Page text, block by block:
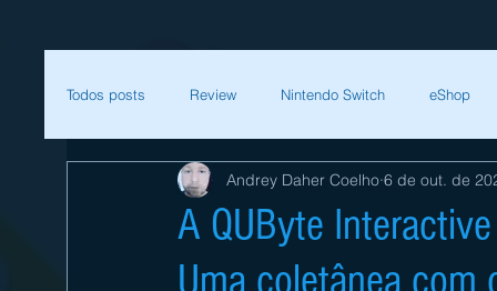
Todos posts Review Nintendo Switch eShop
Mega Man Zelda Bethesda
Final Fantasy Xenoblade
A QUByte
Uma coletânea com
Andrey Daher Coelho 6 de out. de